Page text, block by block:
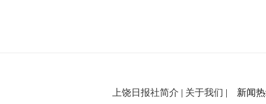
上饶日报社简介 | 关于我们 | 新闻热